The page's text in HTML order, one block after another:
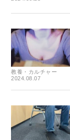
教養・カルチャー
2024.08.07